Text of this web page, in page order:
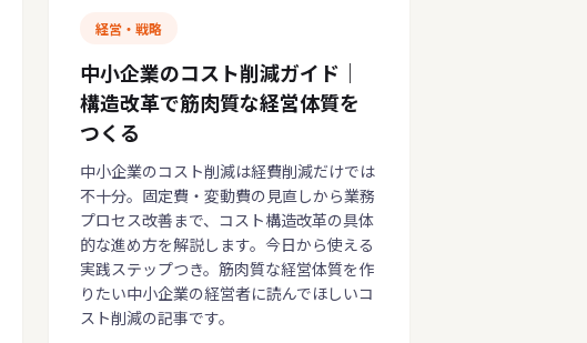
経営・戦略
中小企業のコスト削減ガイド｜
構造改革で筋肉質な経営体質を
つくる
中小企業のコスト削減は経費削減だけでは
不十分。固定費・変動費の見直しから業務
プロセス改善まで、コスト構造改革の具体
的な進め方を解説します。今日から使える
実践ステップつき。筋肉質な経営体質を作
りたい中小企業の経営者に読んでほしいコ
スト削減の記事です。